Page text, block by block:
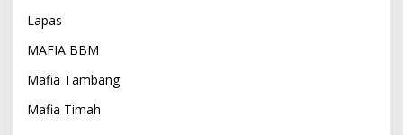
Lapas
MAFIA BBM
Mafia Tambang
Mafia Timah